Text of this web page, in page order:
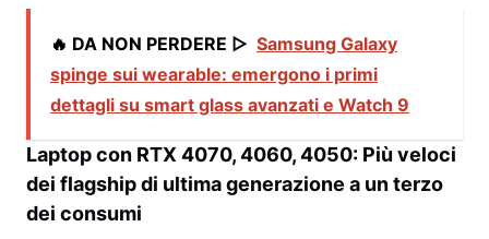
🔥 DA NON PERDERE ▷ Samsung Galaxy
spinge sui wearable: emergono i primi
dettagli su smart glass avanzati e Watch 9
Laptop con RTX 4070, 4060, 4050: Più veloci
dei flagship di ultima generazione a un terzo
dei consumi